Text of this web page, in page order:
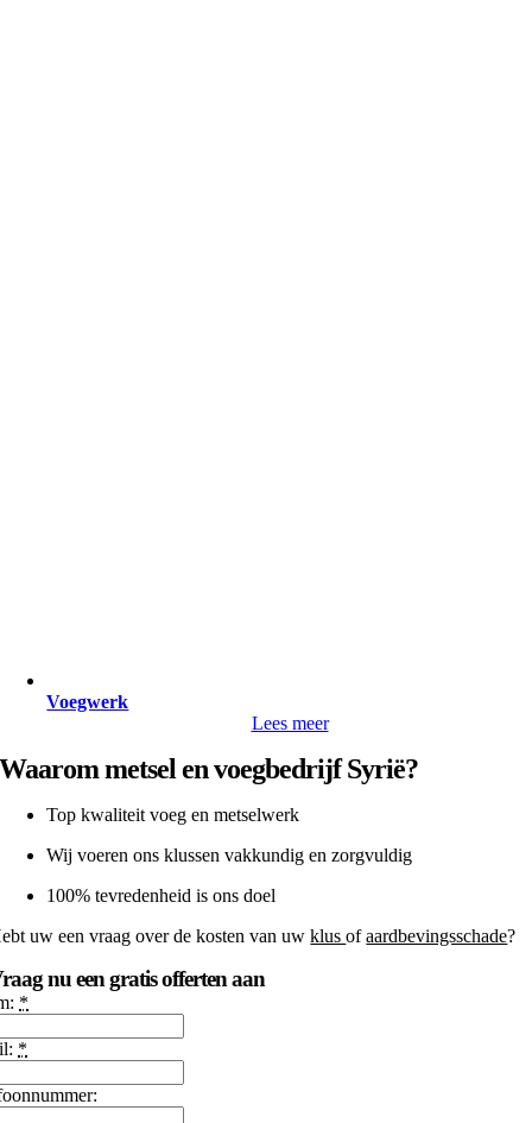
Voegwerk
Lees meer
Waarom metsel en voegbedrijf Syrië?
Top kwaliteit voeg en metselwerk
Wij voeren ons klussen vakkundig en zorgvuldig
100% tevredenheid is ons doel
uw een vraag over de kosten van uwklusofaardbevingsschade?
nu een gratis offerten aan
*
*